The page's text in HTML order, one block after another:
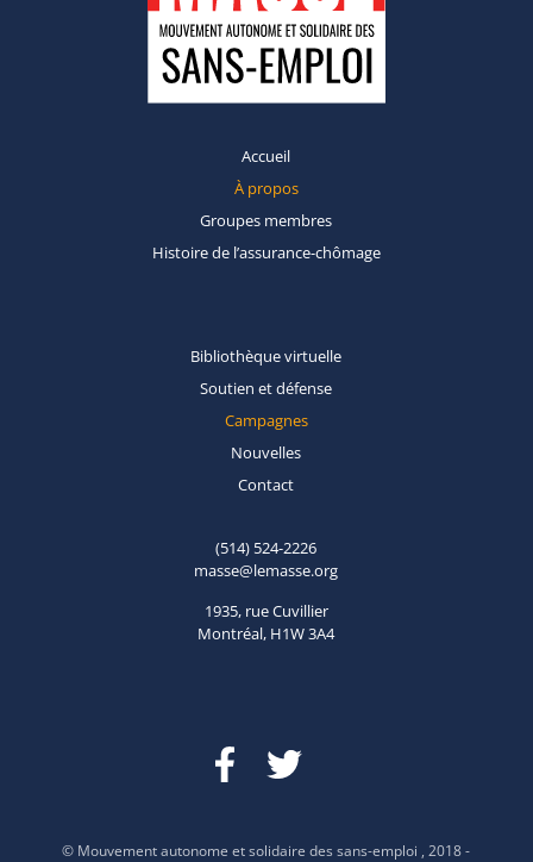
Accueil
À propos
Groupes membres
Histoire de l’assurance-chômage
Bibliothèquevirtuelle
Soutien etdéfense
Campagnes
Nouvelles
Contact
(514) 524-2226
masse@lemasse.org
1935, rue Cuvillier
Montréal, H1W 3A4
© Mouvement autonome et solidaire des sans-emploi , 2018 -